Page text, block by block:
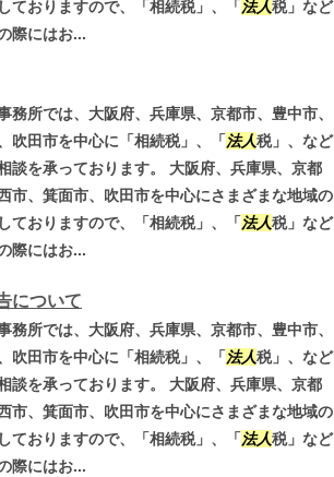
ておりますので、「相続税」、「 法人税」など
際にはお...
務所では、大阪府、兵庫県、京都市、豊中市、
吹田市を中心に「相続税」、「 法人税」、など
談を承っております。 大阪府、兵庫県、京都
市、箕面市、吹田市を中心にさまざまな地域の
ておりますので、「相続税」、「 法人税」など
際にはお...
について
務所では、大阪府、兵庫県、京都市、豊中市、
吹田市を中心に「相続税」、「 法人税」、など
談を承っております。 大阪府、兵庫県、京都
市、箕面市、吹田市を中心にさまざまな地域の
ておりますので、「相続税」、「 法人税」など
際にはお...